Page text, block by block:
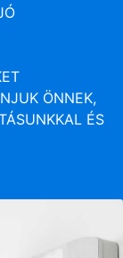
ÖNNEK,
ÉS